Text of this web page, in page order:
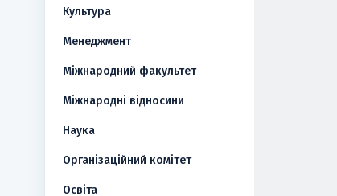
Культура
Менеджмент
Міжнародний факультет
Міжнародні відносини
Наука
Організаційний комітет
Освіта